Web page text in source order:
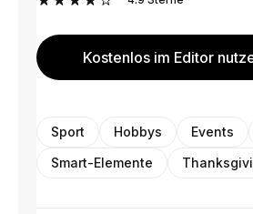
Kostenlos im Editor
Sport Hobbys Events
Smart-Elemente